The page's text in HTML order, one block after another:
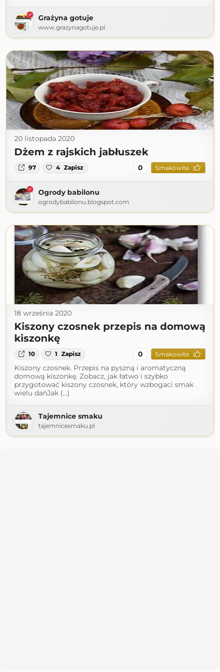
Grażyna gotuje
www.grazynagotuje.pl
20 listopada 2020
Dżem z rajskich jabłuszek
97 4 Zapisz 0 Smakowite
Ogrody babilonu
ogrodybabilonu.blogspot.com
18 września 2020
Kiszony czosnek przepis na domową
kiszonkę
10 1 Zapisz 0 Smakowite
Kiszony czosnek. Przepis na pyszną i aromatyczną
domową kiszonkę. Zobacz, jak łatwo i szybko
przygotować kiszony czosnek, który wzbogaci smak
wielu dańJak (...)
Tajemnice smaku
tajemnicesmaku.pl